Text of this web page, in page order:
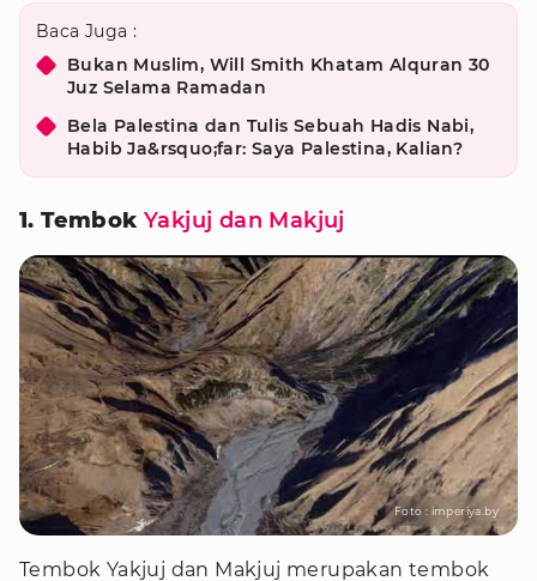
Baca Juga :
Bukan Muslim, Will Smith Khatam Alquran 30
Juz Selama Ramadan
Bela Palestina dan Tulis Sebuah Hadis Nabi,
Habib Ja&rsquo;far: Saya Palestina, Kalian?
1. Tembok Yakjuj dan Makjuj
Foto : imperiya.by
Tembok Yakjuj dan Makjuj merupakan tembok